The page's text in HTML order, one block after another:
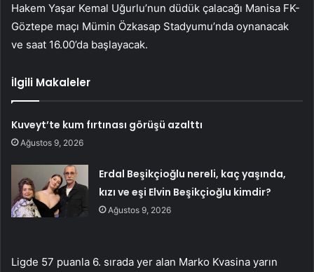
Hakem Yaşar Kemal Uğurlu’nun düdük çalacağı Manisa FK-
Göztepe maçı Mümin Özkasap Stadyumu’nda oynanacak
ve saat 16.00’da başlayacak.
İlgili Makaleler
Kuveyt’te kum fırtınası görüşü azalttı
Ağustos 9, 2026
Erdal Beşikçioğlu nereli, kaç yaşında,
kızı ve eşi Elvin Beşikçioğlu kimdir?
Ağustos 9, 2026
Ligde 57 puanla 6. sırada yer alan Marko Kvasina yarın